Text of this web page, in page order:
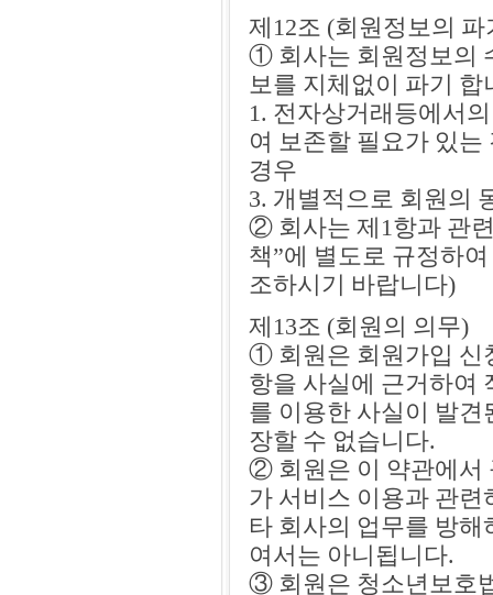
제12조 (회원정보의 파
① 회사는 회원정보의
보를 지체없이 파기
1. 전자상거래등에서
여 보존할 필요가 있
경우
3. 개별적으로 회원의
② 회사는 제1항과 관
책”에 별도로 규정하
조하시기 바랍니다)
제13조 (회원의 의무)
① 회원은 회원가입 신
항을 사실에 근거하여
를 이용한 사실이 발
장할 수 없습니다.
② 회원은 이 약관에서
가 서비스 이용과 관
타 회사의 업무를 방
여서는 아니됩니다.
③ 회원은 청소년보호